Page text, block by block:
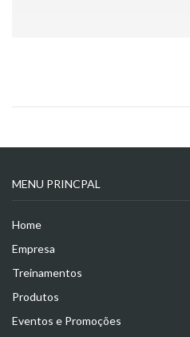
MENU PRINCPAL
Home
Empresa
Treinamentos
Produtos
Eventos e Promoções